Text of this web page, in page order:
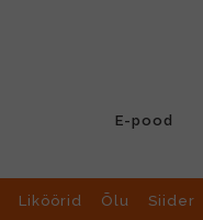
E-pood
Liköörid Õlu Siider